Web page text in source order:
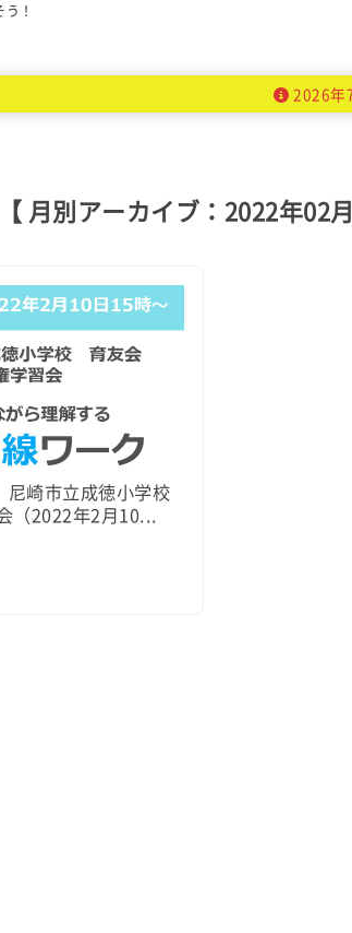
！
2026年
【 月別アーカイブ：2022年02
尼崎市立成徳小学校
（2022年2月10...